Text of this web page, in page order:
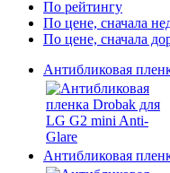
По рейтингу
По цене, сначала
По цене, сначала
Антибликовая
Антибликовая